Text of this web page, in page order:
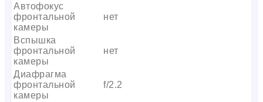
Автофокус
фронтальной
камеры
нет
Вспышка
фронтальной
камеры
нет
Диафрагма
фронтальной
камеры
f/2.2